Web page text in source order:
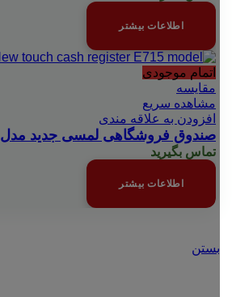
اطلاعات بیشتر
اتمام موجودی
مقایسه
مشاهده سریع
افزودن به علاقه مندی
صندوق فروشگاهی لمسی جدید مدل E715
تماس بگیرید
اطلاعات بیشتر
بستن